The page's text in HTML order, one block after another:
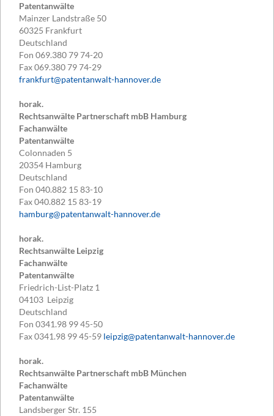
Patentanwälte
Mainzer Landstraße 50
60325 Frankfurt
Deutschland
Fon 069.380 79 74-20
Fax069.380 79 74-29
frankfurt@patentanwalt-hannover.de
horak.
Rechtsanwälte Partnerschaft mbB Hamburg
Fachanwälte
Patentanwälte
Colonnaden 5
20354 Hamburg
Deutschland
Fon 040.882 15 83-10
Fax040.882 15 83-19
hamburg@patentanwalt-hannover.de
horak.
Rechtsanwälte Leipzig
Fachanwälte
Patentanwälte
Friedrich-List-Platz 1
04103 Leipzig
Deutschland
Fon 0341.98 99 45-50
Fax0341.98 99 45-59 leipzig@patentanwalt-hannover.de
horak.
Rechtsanwälte Partnerschaft mbB München
Fachanwälte
Patentanwälte
Landsberger Str. 155